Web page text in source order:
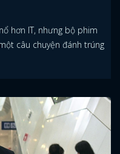
hơn IT, nhưng bộ phim
câu chuyện đánh trúng